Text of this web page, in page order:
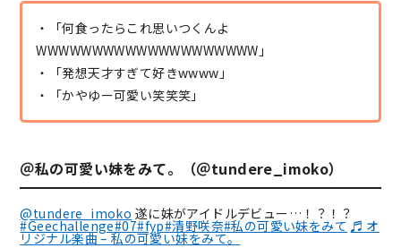
・「何食ったらこれ思いつくんよ
WWWWWWWWWWWWWWWWWWWW」
・「発想天才すぎて好きwwww」
・「かやゆー可愛い笑笑笑」
＠私の可愛い妹をみて。（＠tundere_imoko）
@tundere_imoko 遂に妹がアイドルデビュー…！？！？
#Geechallenge#07#fyp#清野咲奈#私の可愛い妹をみて ♬ オ
リジナル楽曲 – 私の可愛い妹をみて。